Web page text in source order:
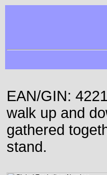
EAN/GIN:
walk up and
gathered
stand.